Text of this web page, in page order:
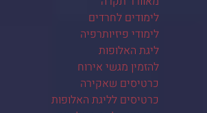
לימודים לחרדים
לימודי פיזיותרפיה
ליגת האלופות
להזמין מגשי אירוח
כרטיסים שאקירה
כרטיסים לליגת האלופות